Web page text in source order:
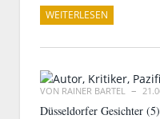
WEITERLESEN
VON RAINER BARTEL
Düsseldorfer Gesichter